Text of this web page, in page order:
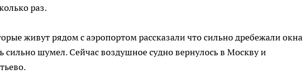
раз.
живут рядом с аэропортом рассказали что сильно дребежали окна
сильно шумел. Сейчас воздушное судно вернулось в Москву и